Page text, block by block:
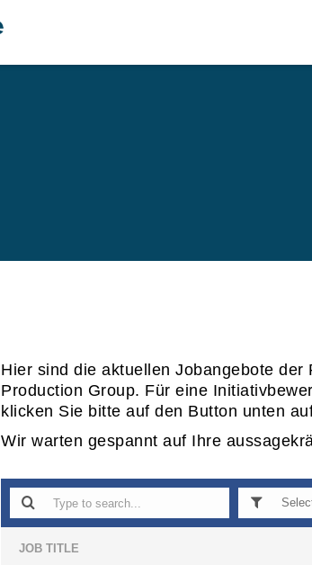
Hier sind die aktuellen Jobangebote
Production Group. Für eine
klicken Sie bitte auf den Button unten
Wir warten gespannt auf Ihre